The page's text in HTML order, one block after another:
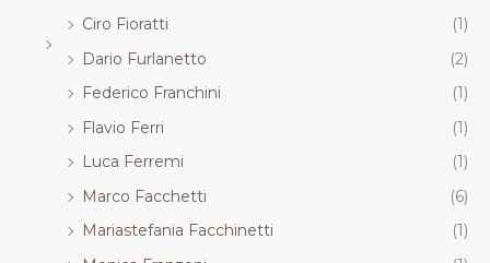
Ciro Fioratti
(1)
Dario Furlanetto
(2)
Federico Franchini
(1)
Flavio Ferri
(1)
Luca Ferremi
(1)
Marco Facchetti
(6)
Mariastefania Facchinetti
(1)